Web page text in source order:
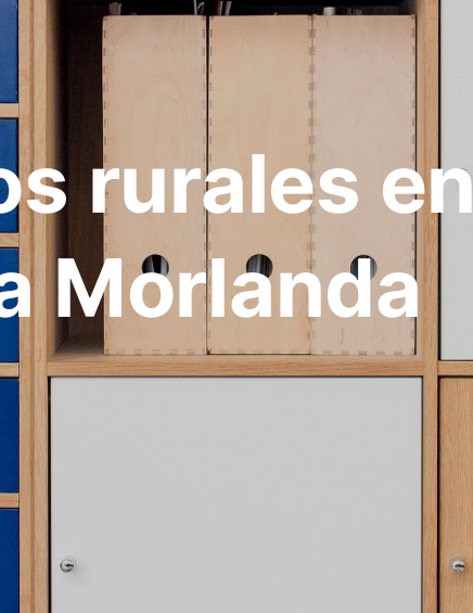
rurales en
Morlanda